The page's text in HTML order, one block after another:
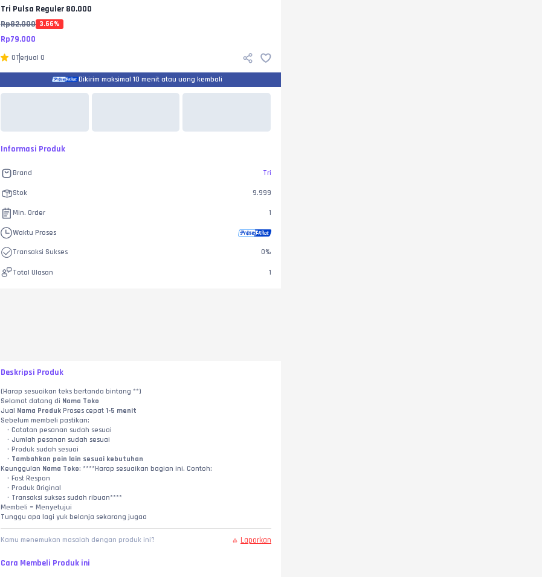
Tri Pulsa Reguler 80.000
Rp82.000 3.66%
Rp79.000
0Terjual 0
Dikirim maksimal 10 menit atau uang kembali
Informasi Produk
Brand Tri
Stok 9.999
Min. Order 1
Waktu Proses
Transaksi Sukses 0%
Total Ulasan 1
Deskripsi Produk
(Harap sesuaikan teks bertanda bintang **)
Selamat datang di Nama Toko
Jual Nama Produk Proses cepat 1-5 menit
Sebelum membeli pastikan:
Catatan pesanan sudah sesuai
Jumlah pesanan sudah sesuai
Produk sudah sesuai
Tambahkan poin lain sesuai kebutuhan
Keunggulan Nama Toko: ****Harap sesuaikan bagian ini. Contoh:
Fast Respon
Produk Original
Transaksi sukses sudah ribuan****
Membeli = Menyetujui
Tunggu apa lagi yuk belanja sekarang jugaa
Kamu menemukan masalah dengan produk ini? Laporkan
Cara Membeli Produk ini